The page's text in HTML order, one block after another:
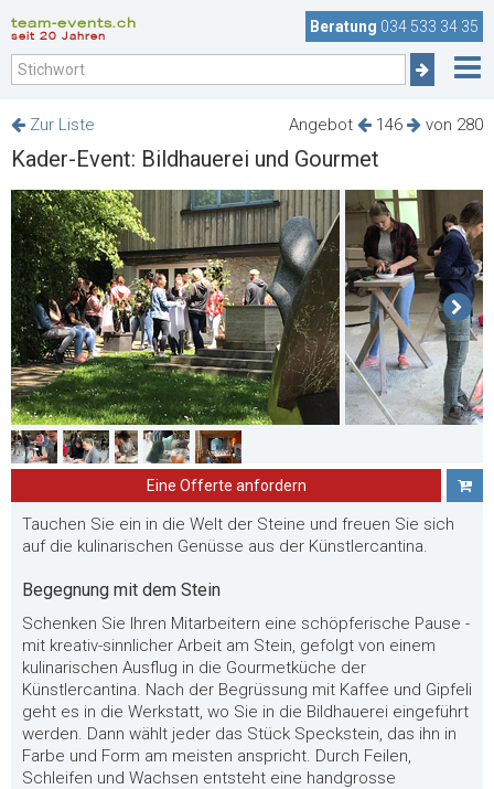
team-events.ch
seit 20 Jahren
Beratung 034 533 34 35
Angebot 146 von 280
Zur Liste
Kader-Event: Bildhauerei und Gourmet
Eine Offerte anfordern
Tauchen Sie ein in die Welt der Steine und freuen Sie sich
auf die kulinarischen Genüsse aus der Künstlercantina.
Begegnung mit dem Stein
Schenken Sie Ihren Mitarbeitern eine schöpferische Pause -
mit kreativ-sinnlicher Arbeit am Stein, gefolgt von einem
kulinarischen Ausflug in die Gourmetküche der
Künstlercantina. Nach der Begrüssung mit Kaffee und Gipfeli
geht es in die Werkstatt, wo Sie in die Bildhauerei eingeführt
werden. Dann wählt jeder das Stück Speckstein, das ihn in
Farbe und Form am meisten anspricht. Durch Feilen,
Schleifen und Wachsen entsteht eine handgrosse